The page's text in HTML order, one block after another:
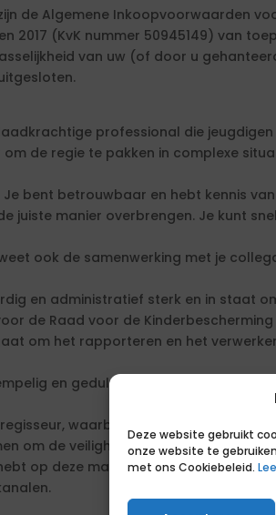
Deze website gebruikt
onze website te
met ons Cookiebeleid.
de Algemene Inkoopvoorwaarden
2017 (KvK nummer 50945149) van
van uw (of door u
professional die jeugdigen
de regie te pakken in complexe
bent betrouwbaar en hebt kennis
juiste manier overbrengen. Je kunt
ook de samenwerking met je
en administratief sterk en in staat
de Raad voor de
om het rapporteren en het
en geduldig het vertrouwen
waarbij je in complexe en soms
om de veiligheid van het kind te
op deze manier korte lijnen voor het